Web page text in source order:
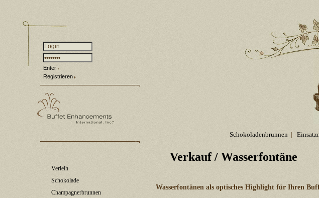
Enter
Registrieren
Verleih
Schokolade
Champagnerbrunnen
Schokoladenbrunnen |
Verkauf/ Wasserfontäne
Wasserfontänen als optisches Highlight für Ihren